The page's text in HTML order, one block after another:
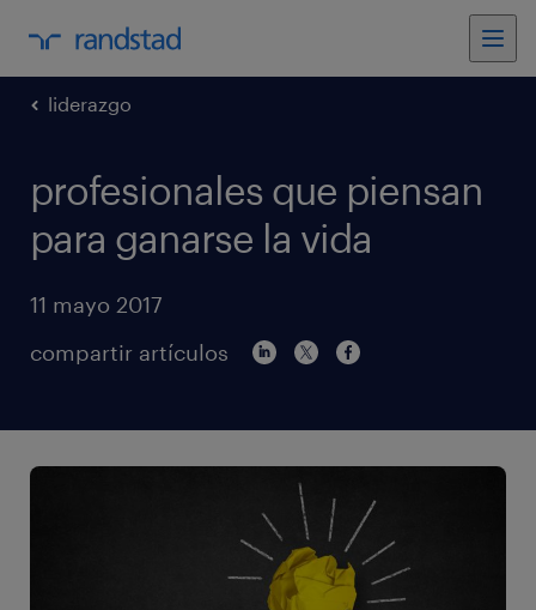
liderazgo
profesionales que piensan
para ganarse la vida
11 mayo 2017
compartir artículos